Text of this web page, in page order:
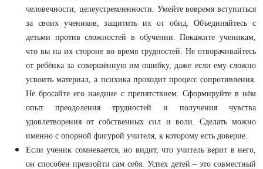
человечности, целеустремленности. Умейте вовремя вступиться
за своих учеников, защитить их от обид. Объединяйтесь с
детьми против сложностей в обучении. Покажите ученикам,
что вы на их стороне во время трудностей. Не отворачивайтесь
от ребёнка за совершённую им ошибку, даже если ему сложно
усвоить материал, а психика проходит процесс сопротивления.
Не бросайте его наедине с препятствием. Сформируйте в нём
опыт преодоления трудностей и получения чувства
удовлетворения от собственных сил и воли. Сделать можно
именно с опорной фигурой учителя, к которому есть доверие.
Если ученик сомневается, но видит, что учитель верит в него,
он способен превзойти сам себя. Успех детей – это совместный